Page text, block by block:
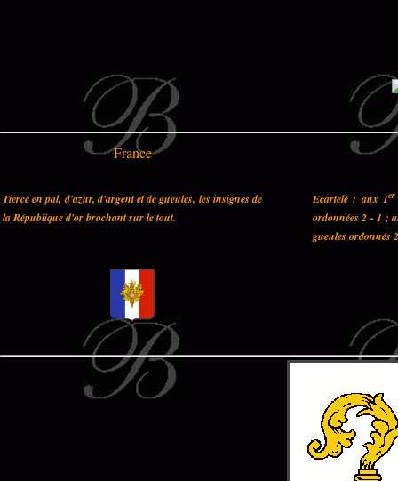
France
Tiercé en pal, d'azur, d'argent et de gueules, les insignes de
la République d'or brochant sur le tout.
Ecartelé : aux 1er
ordonnées 2 - 1 ;
gueules ordonnés